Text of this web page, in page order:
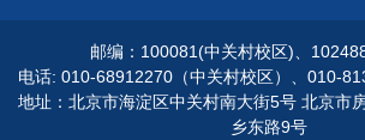
邮编：100081(中关村校区)、
电话: 010-68912270（中关村校区）、010-
地址：北京市海淀区中关村南大街5号 北京市
乡东路9号